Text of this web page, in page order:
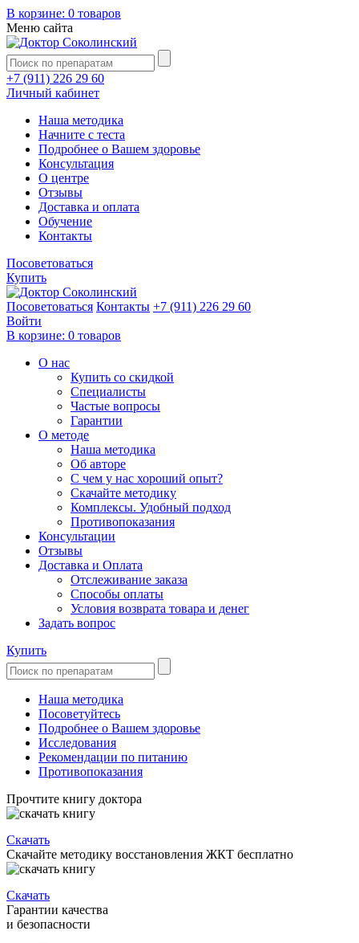
В корзине: 0 товаров
Меню сайта
+7 (911) 226 29 60
Личный кабинет
Наша методика
Начните с теста
Подробнее о Вашем здоровье
Консультация
О центре
Отзывы
Доставка и оплата
Обучение
Контакты
Посоветоваться
Купить
Посоветоваться Контакты +7 (911) 226 29 60
Войти
В корзине: 0 товаров
О нас
Купить со скидкой
Специалисты
Частые вопросы
Гарантии
О методе
Наша методика
Об авторе
С чем у нас хороший опыт?
Скачайте методику
Комплексы. Удобный подход
Противопоказания
Консультации
Отзывы
Доставка и Оплата
Отслеживание заказа
Способы оплаты
Условия возврата товара и денег
Задать вопрос
Купить
Наша методика
Посоветуйтесь
Подробнее о Вашем здоровье
Исследования
Рекомендации по питанию
Противопоказания
Прочтите книгу доктора
Скачать
Скачайте методику восстановления ЖКТ бесплатно
Скачать
Гарантии качества
и безопасности